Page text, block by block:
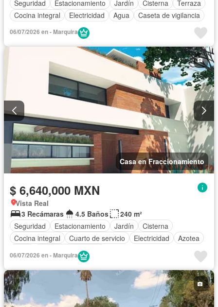
Seguridad
Estacionamiento Jardín Cisterna
Terraza
Cocina integral
Electricidad Agua Caseta de vigilancia
06/07/2026 en - Marquira
Casa en Fraccionamiento
$ 6,640,000 MXN
Vista Real
3 Recámaras
4.5 Baños
240 m²
Seguridad
Estacionamiento Jardín
Cisterna
Cocina integral
Cuarto de servicio Electricidad
Azotea
Caseta de vigilancia
06/07/2026 en - Marquira